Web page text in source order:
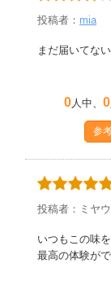
投稿者： mia
まだ届いてな
0人中、 0
参
投稿者：ミヤ
いつもこの味
最高の体験が